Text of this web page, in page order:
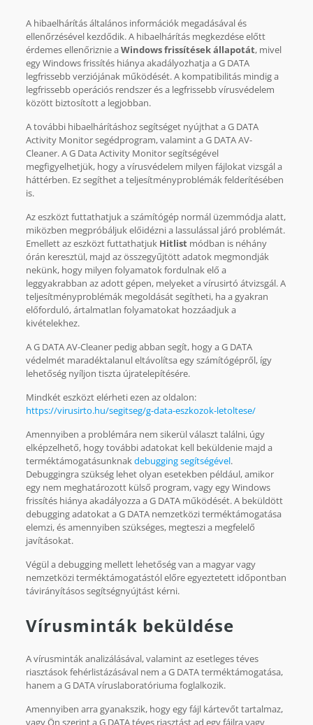
A hibaelhárítás általános információk megadásával és
ellenőrzésével kezdődik. A hibaelhárítás megkezdése előtt
érdemes ellenőriznie aWindows frissítések állapotát, mivel
egy Windows frissítés hiánya akadályozhatja a G DATA
legfrissebb verziójának működését. A kompatibilitás mindig a
legfrissebb operációs rendszer és a legfrissebb vírusvédelem
között biztosított a legjobban.
A további hibaelhárításhoz segítséget nyújthat a G DATA
Activity Monitor segédprogram, valamint a G DATA AV-
Cleaner. A G Data Activity Monitor segítségével
megfigyelhetjük, hogy a vírusvédelem milyen fájlokat vizsgál a
háttérben. Ez segíthet a teljesítményproblémák felderítésében
is.
Az eszközt futtathatjuk a számítógép normál üzemmódja alatt,
miközben megpróbáljuk előidézni a lassulással járó problémát.
Emellett az eszközt futtathatjuk Hitlistmódban is néhány
órán keresztül, majd az összegyűjtött adatok megmondják
nekünk, hogy milyen folyamatok fordulnak elő a
leggyakrabban az adott gépen, melyeket a vírusirtó átvizsgál. A
teljesítményproblémák megoldását segítheti, ha a gyakran
előforduló, ártalmatlan folyamatokat hozzáadjuk a
kivételekhez.
A G DATA AV-Cleaner pedig abban segít, hogy a G DATA
védelmét maradéktalanul eltávolítsa egy számítógépről, így
lehetőség nyíljon tiszta újratelepítésére.
Mindkét eszközt elérheti ezen az oldalon:
https://virusirto.hu/segitseg/g-data-eszkozok-letoltese/
Amennyiben a problémára nem sikerül választ találni, úgy
elképzelhető, hogy további adatokat kell beküldenie majd a
terméktámogatásunknakdebugging segítségével.
Debuggingra szükség lehet olyan esetekben például, amikor
egy nem meghatározott külső program, vagy egy Windows
frissítés hiánya akadályozza a G DATA működését. A beküldött
debugging adatokat a G DATA nemzetközi terméktámogatása
elemzi, és amennyiben szükséges, megteszi a megfelelő
javításokat.
Végül a debugging mellett lehetőség van a magyar vagy
nemzetközi terméktámogatástól előre egyeztetett időpontban
távirányításos segítségnyújtást kérni.
Vírusminták beküldése
A vírusminták analizálásával, valamint az esetleges téves
riasztások fehérlistázásával nem a G DATA terméktámogatása,
hanem a G DATA víruslaboratóriuma foglalkozik.
Amennyiben arra gyanakszik, hogy egy fájl kártevőt tartalmaz,
vagy Ön szerint a G DATA téves riasztást ad egy fájlra vagy